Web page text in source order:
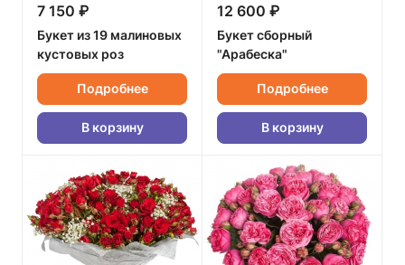
7 150 ₽
Букет из 19 малиновых
кустовых роз
Подробнее
В корзину
12 600 ₽
Букет сборный
"Арабеска"
Подробнее
В корзину